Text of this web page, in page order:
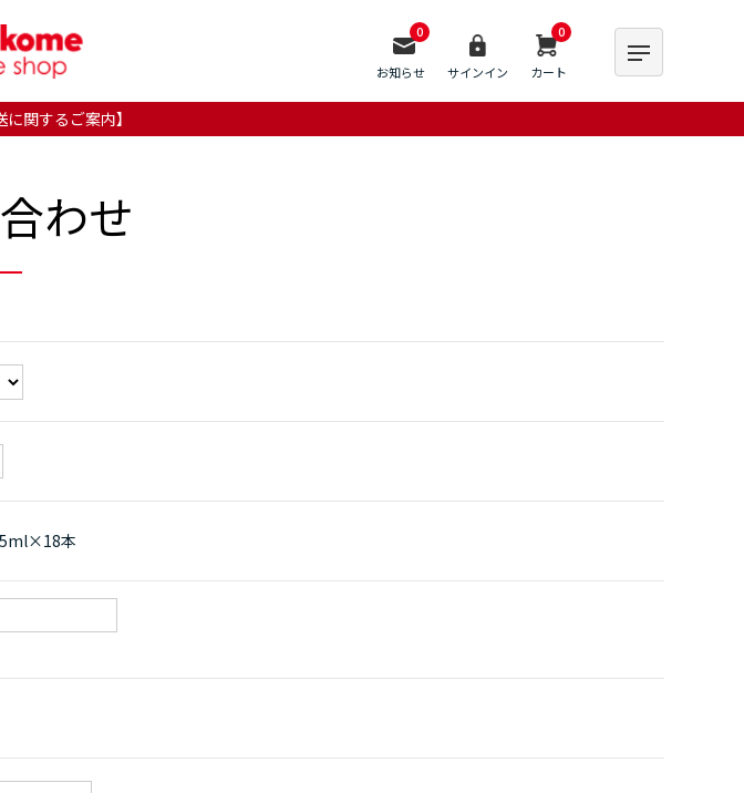
0
お知らせ サインイン
0
カート
に関するご案内】
わせ
本